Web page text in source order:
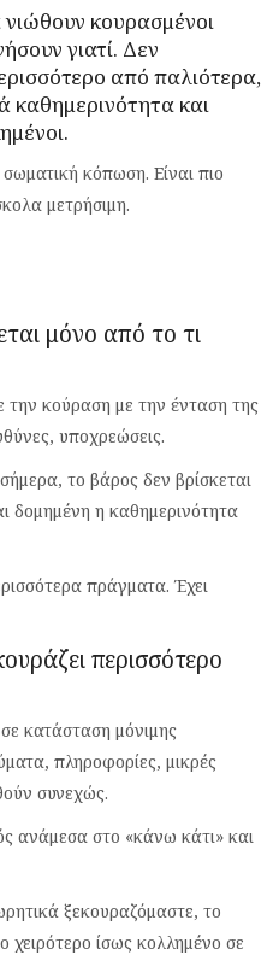
κουρασμένοι
γιατί. Δεν
από παλιότερα,
καθημερινότητα και
κόπωση. Είναι πιο
μετρήσιμη.
μόνο από το τι
την κούραση με την ένταση της
υποχρεώσεις.
το βάρος δεν βρίσκεται
δομημένη η καθημερινότητα
πράγματα. Έχει
περισσότερο
κατάσταση μόνιμης
πληροφορίες, μικρές
συνεχώς.
ανάμεσα στο «κάνω κάτι» και
ξεκουραζόμαστε, το
χειρότερο ίσως κολλημένο σε